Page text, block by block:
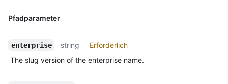
Pfadparameter
enterprise string
Erforderlich
The slug version of the enterprise name.